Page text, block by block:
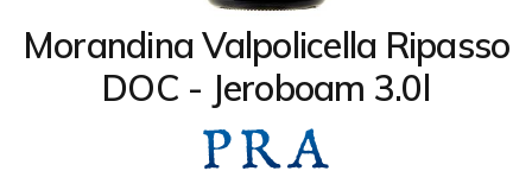
Morandina Valpolicella Ripasso
DOC - Jeroboam 3.0l